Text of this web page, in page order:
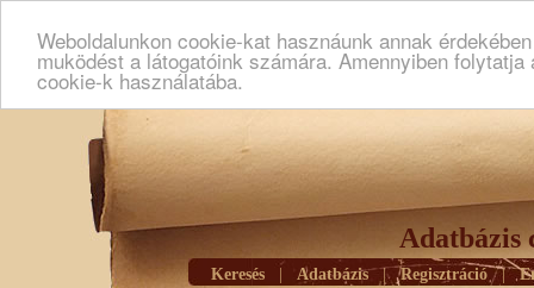
Weboldalunkon cookie-kat hasznáunk annak
muködést a látogatóink számára. Amennyiben
cookie-k használatába.
Adatbázis
Keresés Adatbázis | Regisztráció |